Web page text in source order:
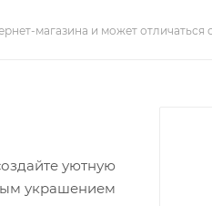
магазина и может отличаться
уютную
украшением